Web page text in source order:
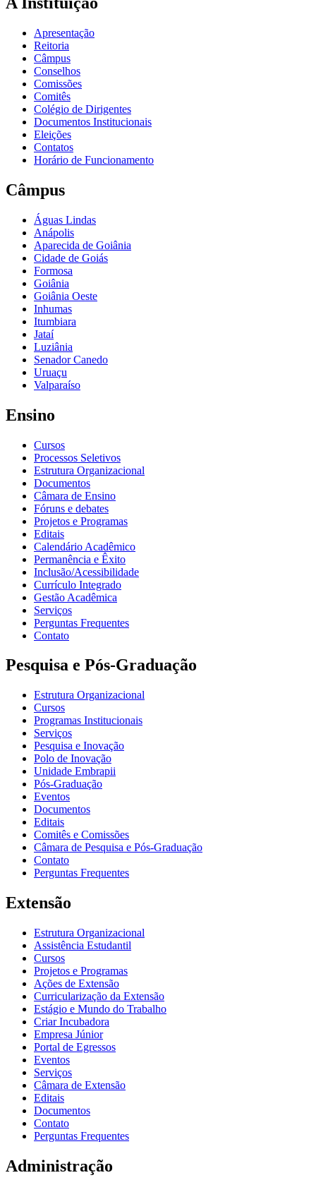
Apresentação
Reitoria
Câmpus
Conselhos
Comissões
Comitês
Colégio de Dirigentes
Documentos Institucionais
Eleições
Contatos
Horário de Funcionamento
Câmpus
Águas Lindas
Anápolis
Aparecida de Goiânia
Cidade de Goiás
Formosa
Goiânia
Goiânia Oeste
Inhumas
Itumbiara
Jataí
Luziânia
Senador Canedo
Uruaçu
Valparaíso
Ensino
Cursos
Processos Seletivos
Estrutura Organizacional
Documentos
Câmara de Ensino
Fóruns e debates
Projetos e Programas
Editais
Calendário Acadêmico
Permanência e Êxito
Inclusão/Acessibilidade
Currículo Integrado
Gestão Acadêmica
Serviços
Perguntas Frequentes
Contato
Pesquisa e Pós-Graduação
Estrutura Organizacional
Cursos
Programas Institucionais
Serviços
Pesquisa e Inovação
Polo de Inovação
Unidade Embrapii
Pós-Graduação
Eventos
Documentos
Editais
Comitês e Comissões
Câmara de Pesquisa e Pós-Graduação
Contato
Perguntas Frequentes
Extensão
Estrutura Organizacional
Assistência Estudantil
Cursos
Projetos e Programas
Ações de Extensão
Curricularização da Extensão
Estágio e Mundo do Trabalho
Criar Incubadora
Empresa Júnior
Portal de Egressos
Eventos
Serviços
Câmara de Extensão
Editais
Documentos
Contato
Perguntas Frequentes
Administração